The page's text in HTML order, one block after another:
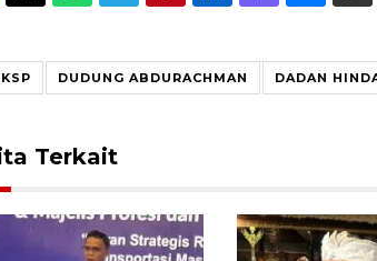
KSP DUDUNG ABDURACHMAN DADAN
Terkait